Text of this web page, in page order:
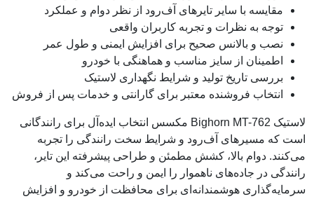
مقایسه با سایر تایرهای آف‌رود از نظر دوام و عملکرد
توجه به نظرات و تجربه کاربران واقعی
نصب و بالانس صحیح برای افزایش ایمنی و طول عمر
اطمینان از سایز مناسب و هماهنگی با خودرو
بررسی تاریخ تولید و شرایط نگهداری لاستیک
انتخاب فروشنده معتبر برای گارانتی و خدمات پس از فروش
لاستیک Bighorn MT-762 مکسس انتخاب ایده‌آل برای رانندگانی
است که مسیرهای آف‌رود و شرایط سخت رانندگی را تجربه
می‌کنند. دوام بالا، کشش مطمئن و طراحی پیشرفته این تایر،
رانندگی در جاده‌های ناهموار را ایمن و راحت می‌کند و
سرمایه‌گذاری هوشمندانه‌ای برای محافظت از خودرو و افزایش